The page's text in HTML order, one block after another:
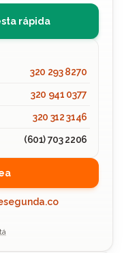
rápida
320 293 8270
320 941 0377
320 312 3146
(601) 703 2206